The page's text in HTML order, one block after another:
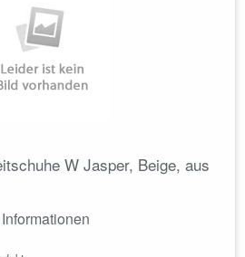
W Jasper, Beige, aus